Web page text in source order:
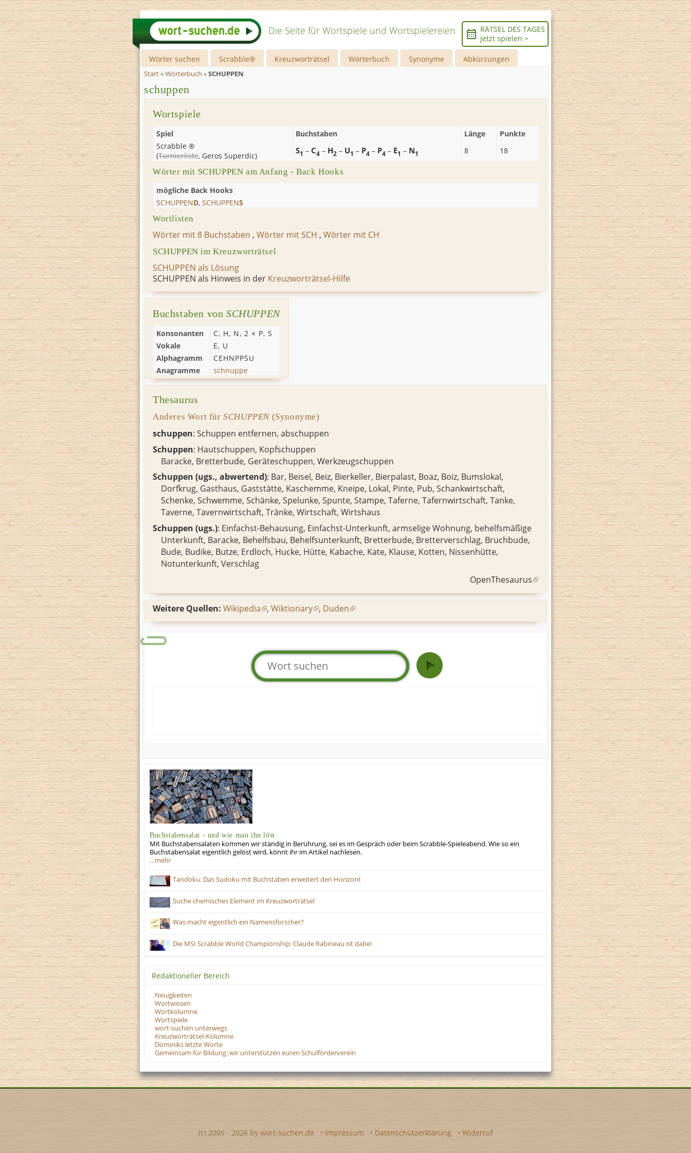
Die Seite für Wortspiele und Wortspielereien
RÄTSEL DES TAGES
Jetzt spielen >
Wörter suchen Scrabble® Kreuzworträtsel Wörterbuch Synonyme Abkürzungen
Start»Wörterbuch »SCHUPPEN
schuppen
Wortspiele
Spiel Buchstaben Länge
Punkte
Scrabble ®
(Turnierliste, Geros Superdic) S1 – C4 – H2 – U1 – P4 – P4 – E1 – N1 8 18
Wörter mit SCHUPPEN am Anfang - Back Hooks
mögliche Back Hooks
SCHUPPEND, SCHUPPENS
Wortlisten
Wörter mit 8 Buchstaben , Wörter mit SCH , Wörter mit CH
SCHUPPEN im Kreuzworträtsel
SCHUPPEN als Lösung
SCHUPPEN als Hinweis in der Kreuzworträtsel-Hilfe
Buchstaben von SCHUPPEN
Konsonanten C, H, N, 2 × P, S
Vokale
E, U
Alphagramm
CEHNPPSU
Anagramme
schnuppe
Thesaurus
Anderes Wort fürSCHUPPEN (Synonyme)
schuppen: Schuppen entfernen, abschuppen
Schuppen: Hautschuppen, Kopfschuppen
Baracke, Bretterbude, Geräteschuppen, Werkzeugschuppen
Schuppen (ugs., abwertend): Bar, Beisel, Beiz, Bierkeller, Bierpalast, Boaz, Boiz, Bumslokal,
Dorfkrug, Gasthaus, Gaststätte, Kaschemme, Kneipe, Lokal, Pinte, Pub, Schankwirtschaft,
Schenke, Schwemme, Schänke, Spelunke, Spunte, Stampe, Taferne, Tafernwirtschaft, Tanke,
Taverne, Tavernwirtschaft, Tränke, Wirtschaft, Wirtshaus
Schuppen (ugs.): Einfachst-Behausung, Einfachst-Unterkunft, armselige Wohnung, behelfsmäßige
Unterkunft, Baracke, Behelfsbau, Behelfsunterkunft, Bretterbude, Bretterverschlag, Bruchbude,
Bude, Budike, Butze, Erdloch, Hucke, Hütte, Kabache, Kate, Klause, Kotten, Nissenhütte,
Notunterkunft, Verschlag
OpenThesaurus
Weitere Quellen: Wikipedia , Wiktionary , Duden
Buchstabensalat - und wie man ihn löst
Mit Buchstabensalaten kommen wir ständig in Berührung, sei es im Gespräch oder beim Scrabble-Spieleabend. Wie so ein
Buchstabensalat eigentlich gelöst wird, könnt ihr im Artikel nachlesen.
…mehr
Tandoku: Das Sudoku mit Buchstaben erweitert den Horizont
Suche chemisches Element im Kreuzworträtsel
Was macht eigentlich ein Namensforscher?
Die MSI Scrabble World Championship: Claude Rabineau ist dabei
Redaktioneller Bereich
Neuigkeiten
Wortwissen
Wortkolumne
Wortspiele
wort-suchen unterwegs
Kreuzworträtsel-Kolumne
Dominiks letzte Worte
Gemeinsam für Bildung: wir unterstützen euren Schulförderverein
(c) 2009 - 2026 by wort-suchen.de • Impressum • Datenschutzerklärung • Widerruf